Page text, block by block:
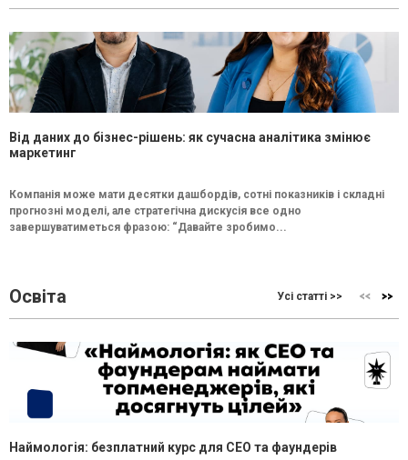
Від даних до бізнес-рішень: як сучасна аналітика змінює
маркетинг
Компанія може мати десятки дашбордів, сотні показників і складні
прогнозні моделі, але стратегічна дискусія все одно
завершуватиметься фразою: “Давайте зробимо...
Освіта Усі статті >>
Наймологія: безплатний курс для CEO та фаундерів